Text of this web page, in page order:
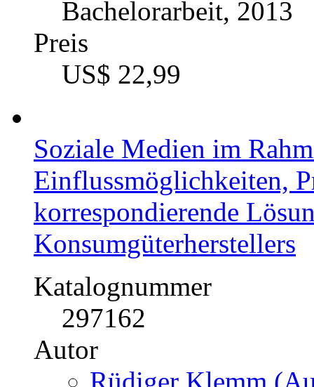
Bachelorarbeit, 2013
Preis
US$ 22,99
Soziale Medien im
Einflussmöglichkeiten,
korrespondierende
Konsumgüterherstellers
Katalognummer
297162
Autor
Rüdiger Klemm